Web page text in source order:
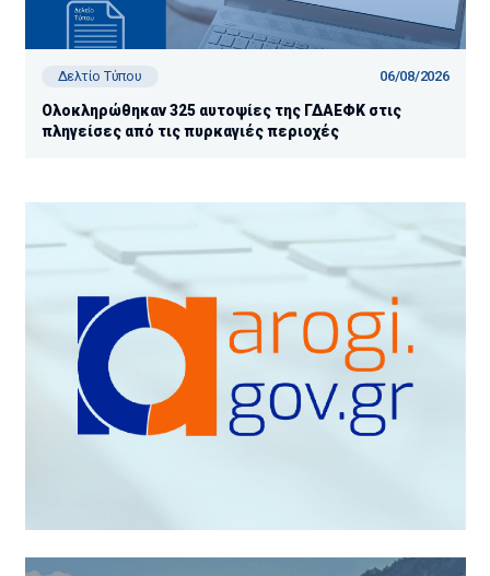
Δελτίο Τύπου 06/08/2026
Ολοκληρώθηκαν 325 αυτοψίες της ΓΔΑΕΦΚ στις
πληγείσες από τις πυρκαγιές περιοχές